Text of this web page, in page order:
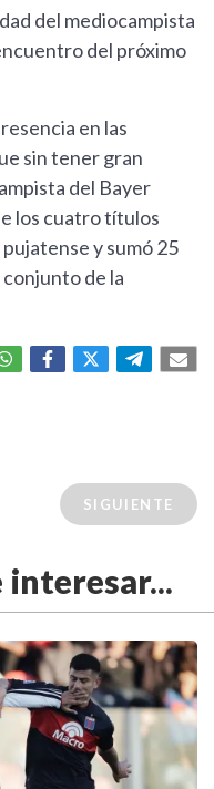
del mediocampista
del próximo
en las
sin tener gran
del Bayer
los cuatro títulos
y sumó 25
de la
SIGUIENTE
interesar...